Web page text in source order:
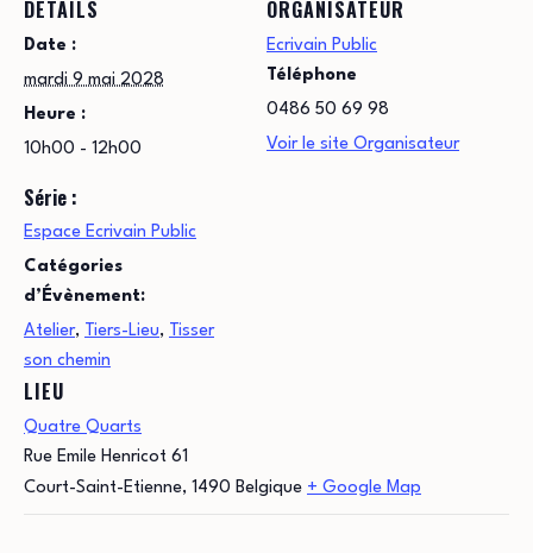
DÉTAILS
Date :
mardi 9 mai 2028
Heure :
10h00 - 12h00
Série :
Espace Ecrivain Public
Catégories
d’Évènement:
Atelier, Tiers-Lieu, Tisser
son chemin
LIEU
Quatre Quarts
Rue Emile Henricot 61
Court-Saint-Etienne, 1490 Belgique + Google Map
ORGANISATEUR
Ecrivain Public
Téléphone
0486 50 69 98
Voir le site Organisateur